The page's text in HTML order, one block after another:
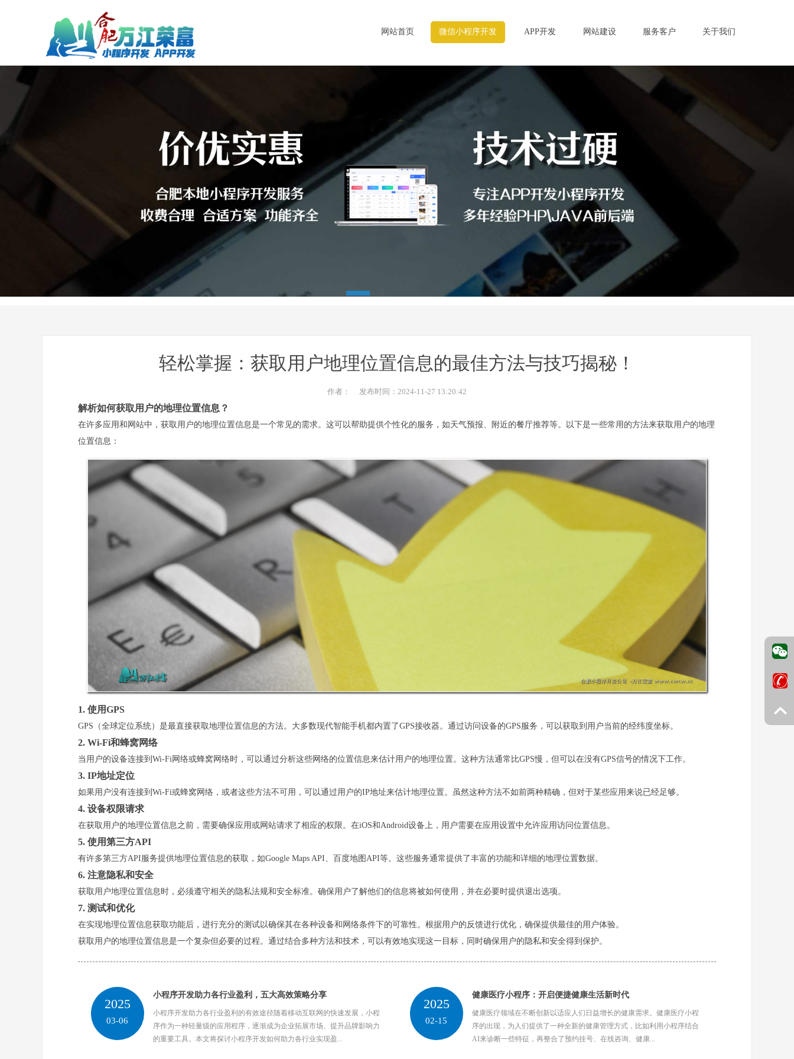
关于我们
服务客户
网站建设
APP开发
微信小程序开发
网站首页
轻松掌握：获取用户地理位置信息的最佳方法与技巧揭秘！
作者： 发布时间：2024-11-27 13:20:42
解析如何获取用户的地理位置信息？
在许多应用和网站中，获取用户的地理位置信息是一个常见的需求。这可以帮助提供个性化的服务，如天气预报、附近的餐厅推荐等。以下是一些常用的方法来获取用户的地理
位置信息：
1. 使用GPS
GPS（全球定位系统）是最直接获取地理位置信息的方法。大多数现代智能手机都内置了GPS接收器。通过访问设备的GPS服务，可以获取到用户当前的经纬度坐标。
2. Wi-Fi和蜂窝网络
当用户的设备连接到Wi-Fi网络或蜂窝网络时，可以通过分析这些网络的位置信息来估计用户的地理位置。这种方法通常比GPS慢，但可以在没有GPS信号的情况下工作。
3. IP地址定位
如果用户没有连接到Wi-Fi或蜂窝网络，或者这些方法不可用，可以通过用户的IP地址来估计地理位置。虽然这种方法不如前两种精确，但对于某些应用来说已经足够。
4. 设备权限请求
在获取用户的地理位置信息之前，需要确保应用或网站请求了相应的权限。在iOS和Android设备上，用户需要在应用设置中允许应用访问位置信息。
5. 使用第三方API
有许多第三方API服务提供地理位置信息的获取，如Google Maps API、百度地图API等。这些服务通常提供了丰富的功能和详细的地理位置数据。
6. 注意隐私和安全
获取用户地理位置信息时，必须遵守相关的隐私法规和安全标准。确保用户了解他们的信息将被如何使用，并在必要时提供退出选项。
7. 测试和优化
在实现地理位置信息获取功能后，进行充分的测试以确保其在各种设备和网络条件下的可靠性。根据用户的反馈进行优化，确保提供最佳的用户体验。
获取用户的地理位置信息是一个复杂但必要的过程。通过结合多种方法和技术，可以有效地实现这一目标，同时确保用户的隐私和安全得到保护。
2025
03-06
小程序开发助力各行业盈利，五大高效策略分享
小程序开发助力各行业盈利的有效途径随着移动互联网的快速发展，小程
序作为一种轻量级的应用程序，逐渐成为企业拓展市场、提升品牌影响力
的重要工具。本文将探讨小程序开发如何助力各行业实现盈...
2025
02-15
健康医疗小程序：开启便捷健康生活新时代
健康医疗领域在不断创新以适应人们日益增长的健康需求。健康医疗小程
序的出现，为人们提供了一种全新的健康管理方式，比如利用小程序结合
AI来诊断一些特征，再整合了预约挂号、在线咨询、健康...